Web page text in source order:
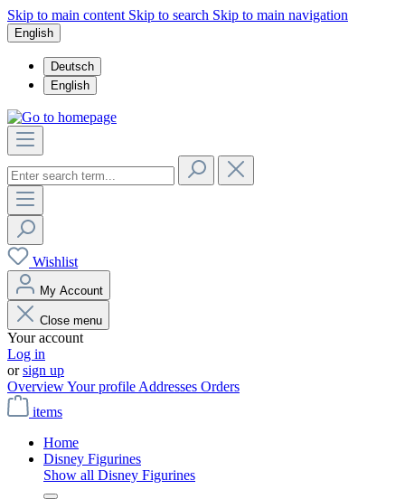
Skip to main content Skip to search Skip to main navigation
English
Deutsch
English
Wishlist
My Account
Close menu
Your account
Log in
orsign up
OverviewYour profile Addresses Orders
items
Home
Disney Figurines
Show all Disney Figurines